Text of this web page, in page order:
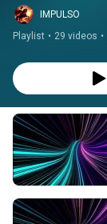
IMPULSO
Playlist • 29 videos •